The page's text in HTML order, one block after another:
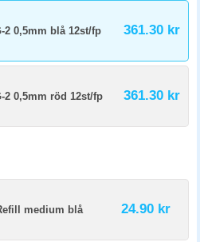
2 0,5mm blå 12st/fp 361.30 kr
2 0,5mm röd 12st/fp 361.30 kr
medium blå 24.90 kr